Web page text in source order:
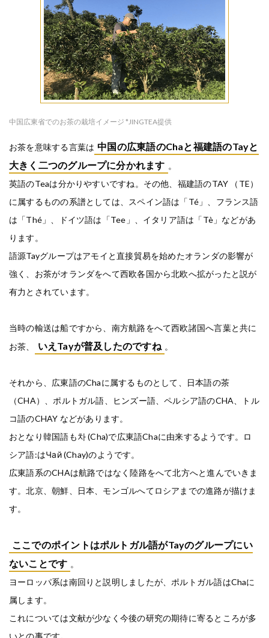
中国広東省でのお茶の栽培イメージ *JINGTEA提供
お茶を意味する言葉は 中国の広東語のChaと福建語のTayと
大きく二つのグループに分かれます 。
英語のTeaは分かりやすいですね。その他、福建語のTAY （TE）
に属するものの系譜としては、スペイン語は「Té」、フランス語
は「Thé」、ドイツ語は「Tee」、イタリア語は「Tè」などがあ
ります。
語源Tayグループはアモイと直接貿易を始めたオランダの影響が
強く、お茶がオランダをへて西欧各国から北欧へ拡がったと説が
有力とされています。
当時の輸送は船ですから、南方航路をへて西欧諸国へ言葉と共に
お茶、
いえTayが普及したのですね 。
それから、広東語のChaに属するものとして、日本語の茶
（CHA）、ポルトガル語、ヒンズー語、ペルシア語のCHA、トル
コ語のCHAY などがあります。
おとなり韓国語も차 (Cha)で広東語Chaに由来するようです。ロ
シア語:はЧай (Chay)のようです。
広東語系のCHAは航路ではなく陸路をへて北方へと進んでいきま
す。北京、朝鮮、日本、モンゴルへてロシアまでの進路が描けま
す。
ここでのポイントはポルトガル語がTayのグループにい
ないことです 。
ヨーロッパ系は南回りと説明しましたが、ポルトガル語はChaに
属します。
これについては文献が少なく今後の研究の期待に寄るところが多
いとの事です。